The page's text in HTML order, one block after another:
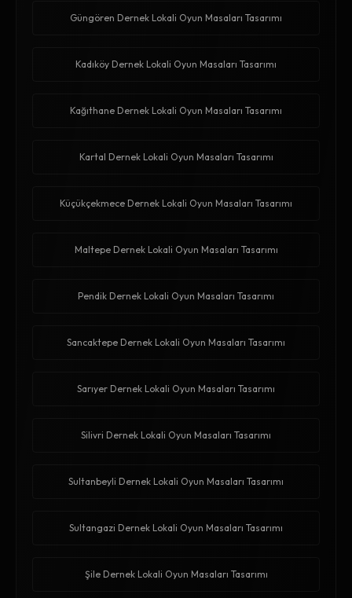
Güngören Dernek Lokali Oyun Masaları Tasarımı
Kadıköy Dernek Lokali Oyun Masaları Tasarımı
Kağıthane Dernek Lokali Oyun Masaları Tasarımı
Kartal Dernek Lokali Oyun Masaları Tasarımı
Küçükçekmece Dernek Lokali Oyun Masaları Tasarımı
Maltepe Dernek Lokali Oyun Masaları Tasarımı
Pendik Dernek Lokali Oyun Masaları Tasarımı
Sancaktepe Dernek Lokali Oyun Masaları Tasarımı
Sarıyer Dernek Lokali Oyun Masaları Tasarımı
Silivri Dernek Lokali Oyun Masaları Tasarımı
Sultanbeyli Dernek Lokali Oyun Masaları Tasarımı
Sultangazi Dernek Lokali Oyun Masaları Tasarımı
Şile Dernek Lokali Oyun Masaları Tasarımı